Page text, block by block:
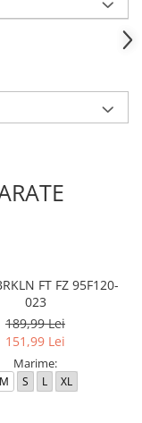
FT FZ 95F120-
023
189,99 Lei
151,99 Lei
Marime:
M S L XL